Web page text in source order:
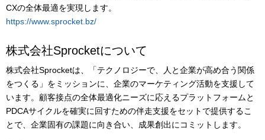
CXの全体最適を実現します。
https://www.sprocket.bz/
株式会社Sprocketについて
株式会社Sprocketは、「テクノロジーで、人と企業が高め合う関係
をつくる」をミッションに、企業のマーケティング活動を支援して
います。顧客接点の全体最適化ニーズに応えるプラットフォームと
PDCAサイクルを確実に回すための伴走支援をセットで提供するこ
とで、企業固有の課題に向き合い、成果創出にコミットします。